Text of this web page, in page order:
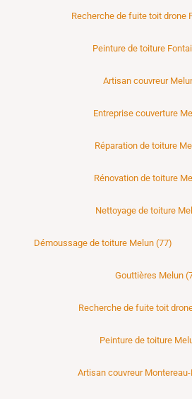
Recherche de fuite toit drone
Peinture de toiture
Artisan couvreur
Entreprise couverture
Réparation de toiture
Rénovation de toiture
Nettoyage de toiture
Démoussage de toiture Melun (77)
Gouttières Melun
Recherche de fuite toit
Peinture de toiture
Artisan couvreur